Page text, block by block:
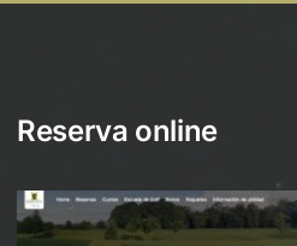
Reserva online